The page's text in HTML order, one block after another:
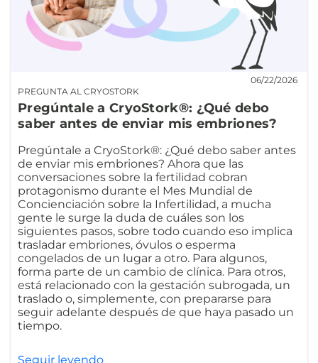
PREGUNTA AL CRYOSTORK
06/22/2026
Pregúntale a CryoStork®: ¿Qué debo
saber antes de enviar mis embriones?
Pregúntale a CryoStork®: ¿Qué debo saber antes
de enviar mis embriones? Ahora que las
conversaciones sobre la fertilidad cobran
protagonismo durante el Mes Mundial de
Concienciación sobre la Infertilidad, a mucha
gente le surge la duda de cuáles son los
siguientes pasos, sobre todo cuando eso implica
trasladar embriones, óvulos o esperma
congelados de un lugar a otro. Para algunos,
forma parte de un cambio de clínica. Para otros,
está relacionado con la gestación subrogada, un
traslado o, simplemente, con prepararse para
seguir adelante después de que haya pasado un
tiempo.
Seguir leyendo